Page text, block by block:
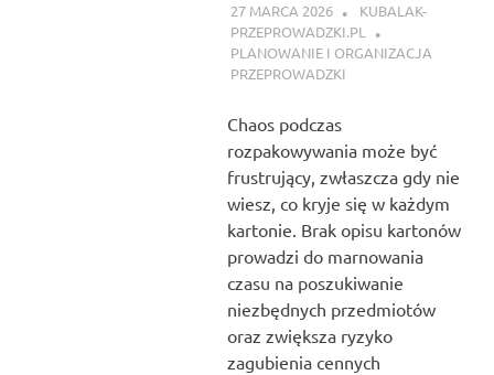
27 MARCA 2026
KUBALAK-
PRZEPROWADZKI.PL
PLANOWANIE I ORGANIZACJA
PRZEPROWADZKI
Chaos podczas
rozpakowywania może być
frustrujący, zwłaszcza gdy nie
wiesz, co kryje się w każdym
kartonie. Brak opisu kartonów
prowadzi do marnowania
czasu na poszukiwanie
niezbędnych przedmiotów
oraz zwiększa ryzyko
zagubienia cennych